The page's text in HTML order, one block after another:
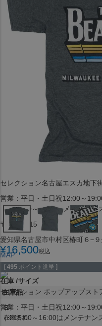
TEL:06-4708-3300
JR水道橋駅西口店
営業：土・日・祝日のみ 12:00-
東京都千代田区神田三崎町２丁
セレクション名古屋エスカ地下
営業：平日・土日祝12:00～
（※15:00～16:00はメンテナン
〒453-0015
愛知県名古屋市中村区椿町６−
MAP
SHOP
セレクション ポップアップスト
営業：平日・土日祝12:00～
（※15:00～16:00はメンテナン
¥16,500税込
[ 495 ポイント進呈 ]
在庫 サイズ
在庫品
S
在庫切れ